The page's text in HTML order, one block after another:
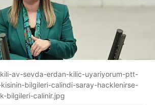
av-sevda-erdan-kilic-uyariyorum-ptt-
bilgileri-calindi-saray-hacklenirse-
bilgileri-calinir.jpg